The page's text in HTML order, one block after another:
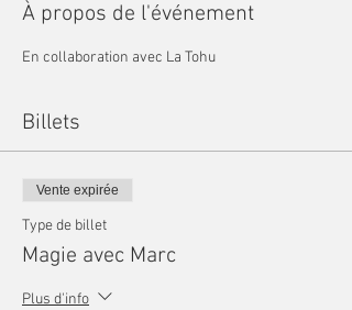
À propos de l'événement
En collaboration avec La Tohu
Billets
Vente expirée
Type de billet
Magie avec Marc
Plus d'info